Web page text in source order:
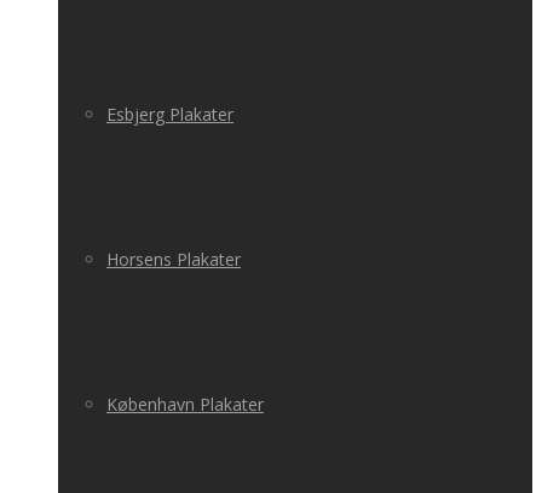
Esbjerg Plakater
Horsens Plakater
København Plakater